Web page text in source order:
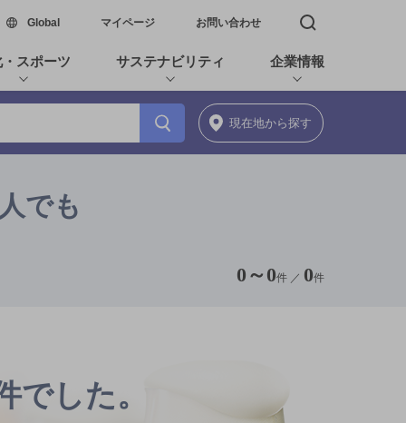
Global新しいウィンドウで開く
マイページ お問い合わせ 検索窓を開く
スポーツ サステナビリティ 企業情報
現在地から探す
でも
0 ～ 0件 ／ 0件
でした。